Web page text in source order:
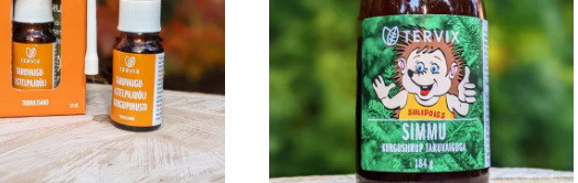
Voikukka
Teepuu